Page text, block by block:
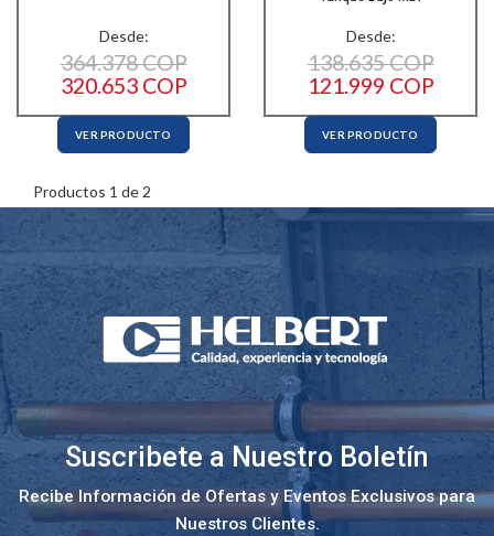
Desde:
364.378 COP
320.653 COP
VER PRODUCTO
Desde:
138.635 COP
121.999 COP
VER PRODUCTO
Productos 1 de 2
Suscribete a Nuestro Boletín
Recibe Información de Ofertas y Eventos Exclusivos para
Nuestros Clientes.